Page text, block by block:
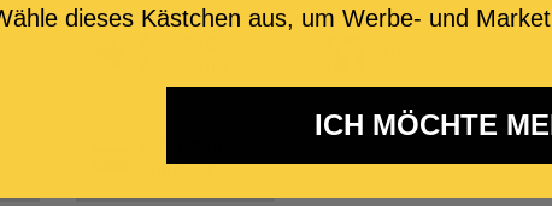
Marketing
dieses Kästchen aus, um Werbe- und
ICH MÖCHTE